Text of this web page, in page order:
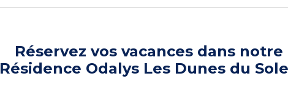
Réservez vos vacances dans notre
Résidence Odalys Les Dunes du